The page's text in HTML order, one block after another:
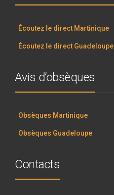
Écoutez le direct Martinique
Écoutez le direct Guadeloupe
Avis d’obsèques
Obsèques Martinique
Obsèques Guadeloupe
Contacts